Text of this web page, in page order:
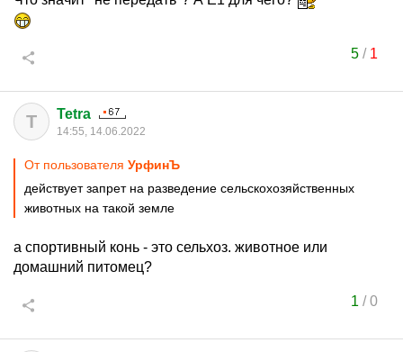
5/ 1
T Tetra
14:55, 14.06.2022
От пользователя УрфинЪ
действует запрет на разведение сельскохозяйственных
животных на такой земле
а спортивный конь - это сельхоз. животное или
домашний питомец?
1 /0